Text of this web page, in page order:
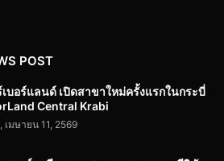
POST
เบอร์แลนด์ เปิดสาขาใหม่ครั้งแรกในกระบี่
Central Krabi
เมษายน 11, 2569